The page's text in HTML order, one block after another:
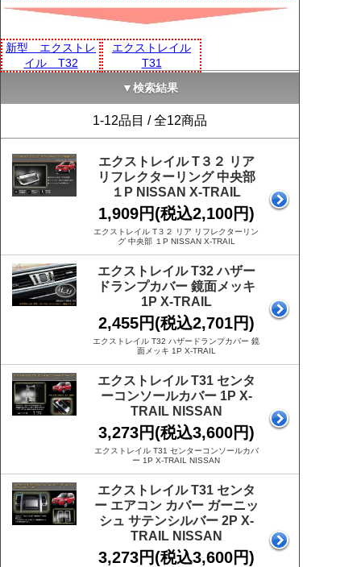
新型 エクストレ
イル T32
エクストレイル
T31
▼検索結果
1-12品目 / 全12商品
エクストレイル T３２ リア
リフレクターリング 中央部
１P NISSAN X-TRAIL
1,909円(税込2,100円)
エクストレイル T３２ リア リフレクターリン
グ 中央部 １P NISSAN X-TRAIL
エクストレイル T32 ハザー
ドランプカバー 鏡面メッキ
1P X-TRAIL
2,455円(税込2,701円)
エクストレイル T32 ハザードランプカバー 鏡
面メッキ 1P X-TRAIL
エクストレイル T31 センタ
ーコンソールカバー 1P X-
TRAIL NISSAN
3,273円(税込3,600円)
エクストレイル T31 センターコンソールカバ
ー 1P X-TRAIL NISSAN
エクストレイル T31 センタ
ー エアコン カバー ガーニッ
シュ サテンシルバー 2P X-
TRAIL NISSAN
3,273円(税込3,600円)